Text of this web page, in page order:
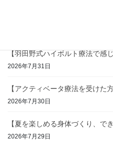
【羽田野式ハイボルト療法で感
2026年7月31日
【アクティベータ療法を受けた
2026年7月30日
【夏を楽しめる身体づくり、で
2026年7月29日